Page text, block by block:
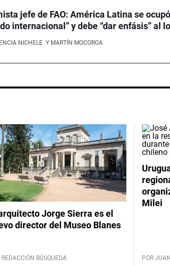
jefe de FAO: América Latina se
internacional” y debe “dar enfásis” al
NICHELE Y MARTÍN MOCOROA
Jorge Sierra es el
director del Museo Blanes
REDACCIÓN BÚSQUEDA
Milei
POR